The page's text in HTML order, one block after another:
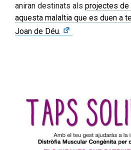
aniran destinats als projectes de
aquesta malaltia que es duen a
Joan de Déu.